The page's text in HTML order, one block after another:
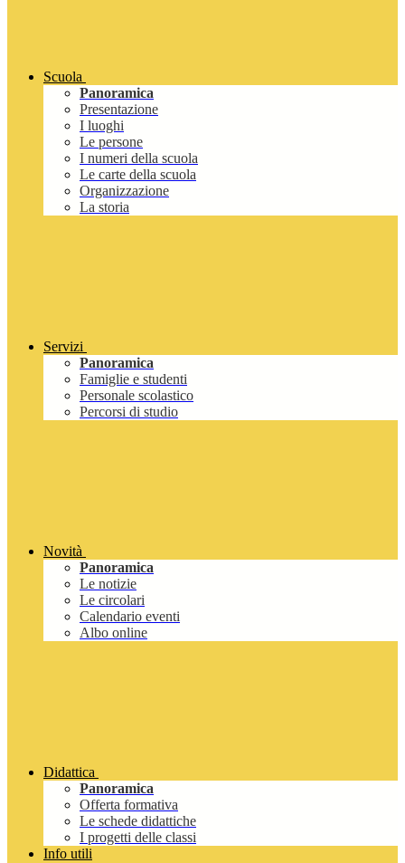
Scuola
Panoramica
Presentazione
I luoghi
Le persone
I numeri della scuola
Le carte della scuola
Organizzazione
La storia
Servizi
Panoramica
Famiglie e studenti
Personale scolastico
Percorsi di studio
Novità
Panoramica
Le notizie
Le circolari
Calendario eventi
Albo online
Didattica
Panoramica
Offerta formativa
Le schede didattiche
I progetti delle classi
Info utili